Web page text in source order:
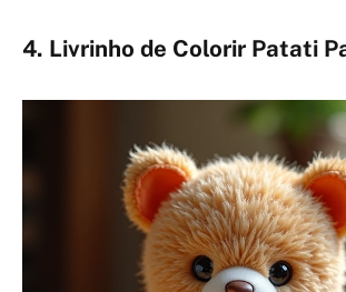
4. Livrinho de Colorir Patati